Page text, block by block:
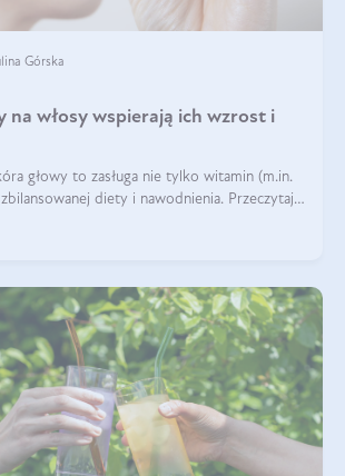
Górska
na włosy wspierają ich wzrost i
głowy to zasługa nie tylko witamin (m.in.
diety i nawodnienia. Przeczytaj